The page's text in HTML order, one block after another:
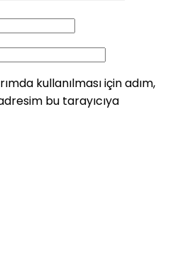
kullanılması için adım,
bu tarayıcıya